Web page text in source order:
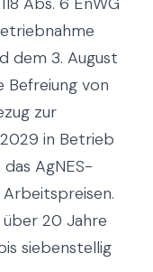
dem 3. August
Befreiung von
zur
in Betrieb
AgNES-
20 Jahre
siebenstellig